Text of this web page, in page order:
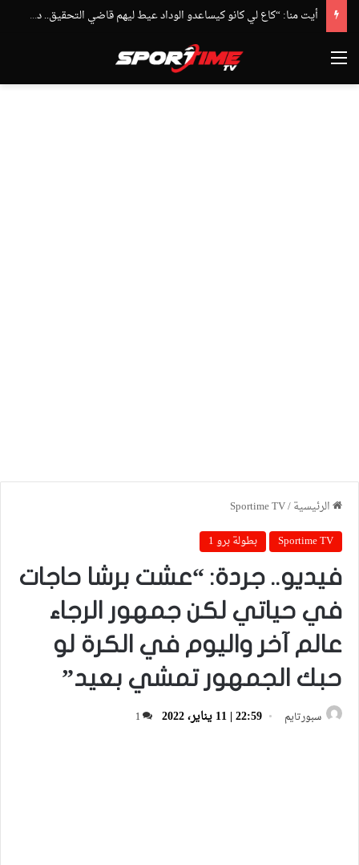
أيت منا: “كاع لي كانو كيساعدو الوداد عيط ليهم قاضي التحقيق.. دابا حتى شي واحد ما بقا باغي يعاون”
القائمة
الرئيسية/
Sportime TV
Sportime TV
بطولة برو 1
فيديو.. جردة: “عشت برشا حاجات
في حياتي لكن جمهور الرجاء
عالم آخر واليوم في الكرة لو
حبك الجمهور تمشي بعيد”
سبورتايم 22:59 | 11 يناير، 2022 1